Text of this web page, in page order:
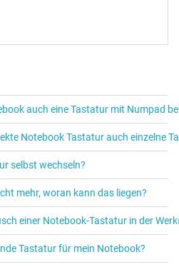
auch eine Tastatur mit Numpad
Notebook Tastatur auch einzelne
selbst wechseln?
mehr, woran kann das liegen?
einer Notebook‑Tastatur in der
Tastatur für mein Notebook?